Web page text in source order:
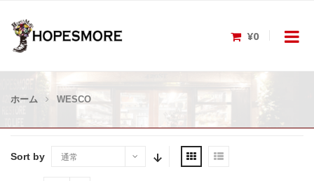
¥0
ホーム WESCO
Sort by 通常